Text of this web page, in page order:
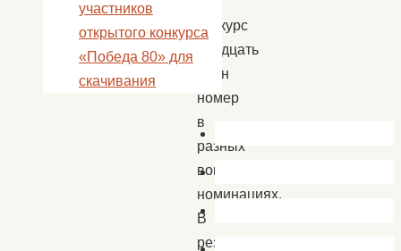
конкурс
двадцать
один
номер
в
разных
вокальных
номинациях.
В
результате
участников
открытого конкурса
«Победа 80» для
скачивания